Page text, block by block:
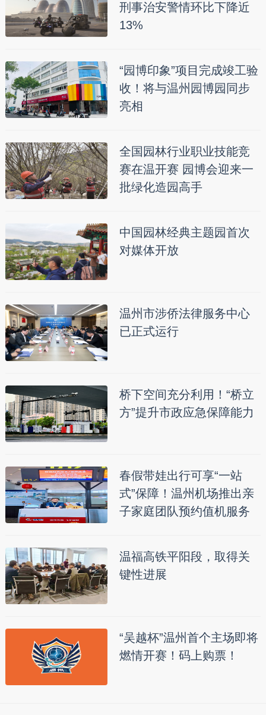
刑事治安警情环比下降近
13%
“园博印象”项目完成竣工验
收！将与温州园博园同步
亮相
全国园林行业职业技能竞
赛在温开赛 园博会迎来一
批绿化造园高手
中国园林经典主题园首次
对媒体开放
温州市涉侨法律服务中心
已正式运行
桥下空间充分利用！“桥立
方”提升市政应急保障能力
春假带娃出行可享“一站
式”保障！温州机场推出亲
子家庭团队预约值机服务
温福高铁平阳段，取得关
键性进展
“吴越杯”温州首个主场即将
燃情开赛！码上购票！